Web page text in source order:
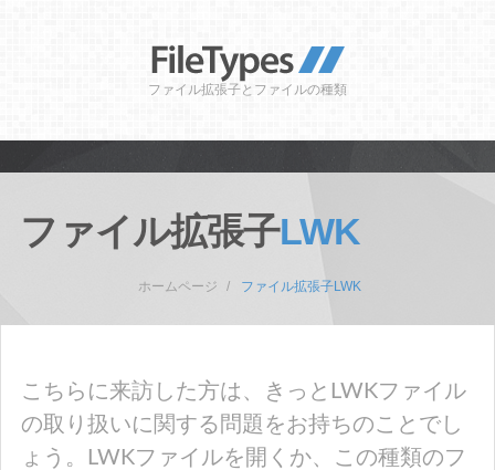
ファイル拡張子とファイルの種類
ファイル拡張子LWK
ホームページ ファイル拡張子LWK
こちらに来訪した方は、きっとLWKファイル
の取り扱いに関する問題をお持ちのことでし
ょう。LWKファイルを開くか、この種類のフ